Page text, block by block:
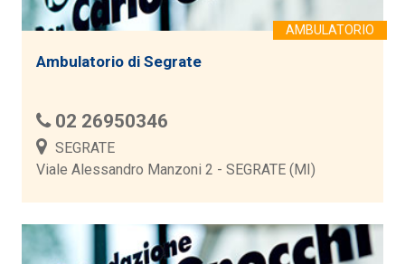
Ambulatorio di Segrate
02 26950346
SEGRATE
Viale Alessandro Manzoni 2 - SEGRATE (MI)